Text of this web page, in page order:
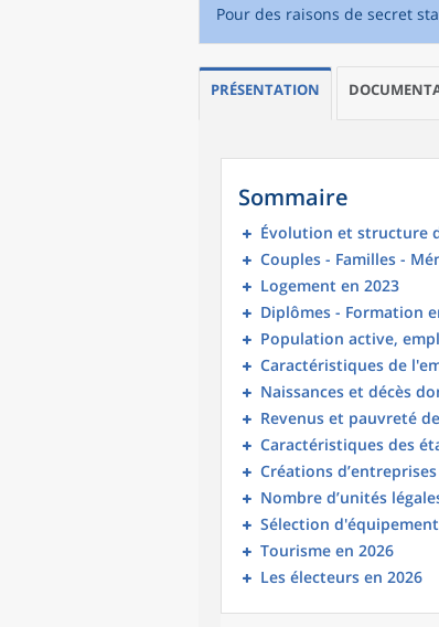
Pour des raisons de secret
PRÉSENTATION
Sommaire
Évolution et structure
Couples - Familles -
Logement en 2023
Diplômes - Formation
Population active,
Caractéristiques de
Naissances et décès
Revenus et pauvreté
Caractéristiques des
Créations
Nombre d’unités
Sélection
Tourisme en 2026
Les électeurs en 2026